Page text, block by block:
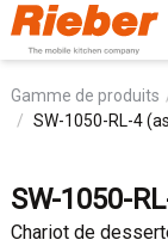
Gamme de produits
SW-1050-RL-4
SW-1050-
Chariot de